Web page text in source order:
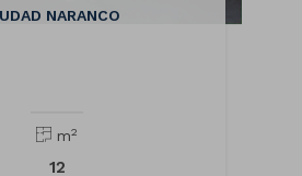
NARANCO
m2
12